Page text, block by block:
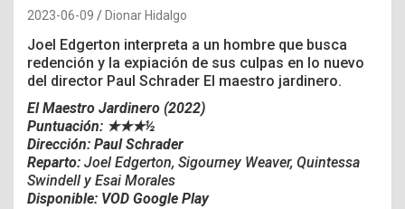
2023-06-09 Dionar Hidalgo
Joel Edgerton interpreta a un hombre que busca
redención y la expiación de sus culpas en lo nuevo
del director Paul Schrader El maestro jardinero.
El Maestro Jardinero (2022)
Puntuación: ★★★½
Dirección: Paul Schrader
Reparto: Joel Edgerton, Sigourney Weaver, Quintessa
Swindell y Esai Morales
Disponible: VOD Google Play